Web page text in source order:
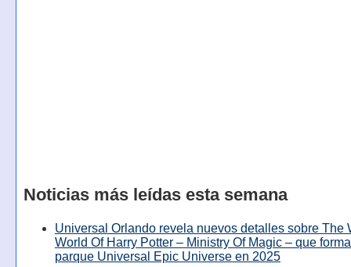
Noticias más leídas esta semana
Universal Orlando revela nuevos detalles sobre The
World Of Harry Potter – Ministry Of Magic – que
parque Universal Epic Universe en 2025